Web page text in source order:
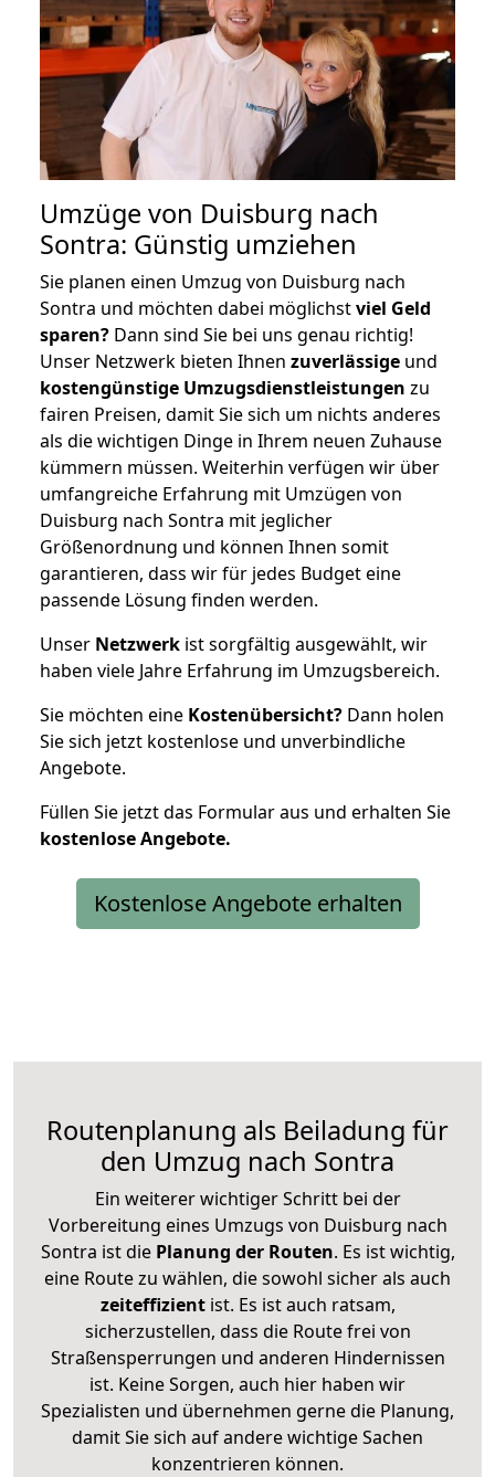
Umzüge von Duisburg nach
Sontra: Günstig umziehen
Sie planen einen Umzug von Duisburg nach
Sontra und möchten dabei möglichstviel Geld
sparen? Dann sind Sie bei uns genau richtig!
Unser Netzwerk bieten Ihnen zuverlässige und
kostengünstige Umzugsdienstleistungen zu
fairen Preisen, damit Sie sich um nichts anderes
als die wichtigen Dinge in Ihrem neuen Zuhause
kümmern müssen. Weiterhin verfügen wir über
umfangreiche Erfahrung mit Umzügen von
Duisburg nach Sontra mit jeglicher
Größenordnung und können Ihnen somit
garantieren, dass wir für jedes Budget eine
passende Lösung finden werden.
Unser Netzwerk ist sorgfältig ausgewählt, wir
haben viele Jahre Erfahrung im Umzugsbereich.
Sie möchten eine Kostenübersicht? Dann holen
Sie sich jetzt kostenlose und unverbindliche
Angebote.
Füllen Sie jetzt das Formular aus und erhalten Sie
kostenloseAngebote.
Kostenlose Angebote erhalten
Routenplanung als Beiladung für
den Umzug nach Sontra
Ein weiterer wichtiger Schritt bei der
Vorbereitung eines Umzugs von Duisburg nach
Sontra ist diePlanung der Routen. Es ist wichtig,
eine Route zu wählen, die sowohl sicher als auch
zeiteffizientist. Es ist auch ratsam,
sicherzustellen, dass die Route frei von
Straßensperrungen und anderen Hindernissen
ist. Keine Sorgen, auch hier haben wir
Spezialisten und übernehmen gerne die Planung,
damit Sie sich auf andere wichtige Sachen
konzentrieren können.